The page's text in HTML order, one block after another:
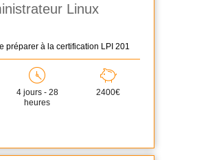
Linux
préparer à la certification LPI 201
4 jours - 28
heures
2400€